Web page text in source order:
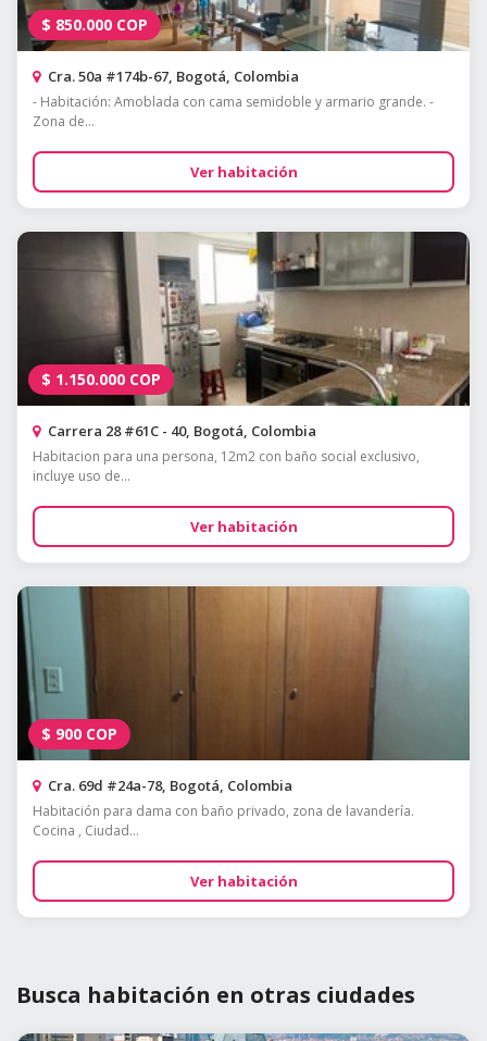
$ 850.000 COP
Cra. 50a #174b-67, Bogotá, Colombia
- Habitación: Amoblada con cama semidoble y armario grande. -
Zona de...
Ver habitación
$ 1.150.000 COP
Carrera 28 #61C - 40, Bogotá, Colombia
Habitacion para una persona, 12m2 con baño social exclusivo,
incluye uso de...
Ver habitación
$ 900 COP
Cra. 69d #24a-78, Bogotá, Colombia
Habitación para dama con baño privado, zona de lavandería.
Cocina , Ciudad...
Ver habitación
Busca habitación en otras ciudades